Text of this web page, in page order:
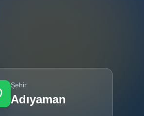
Şehir
Adıyaman